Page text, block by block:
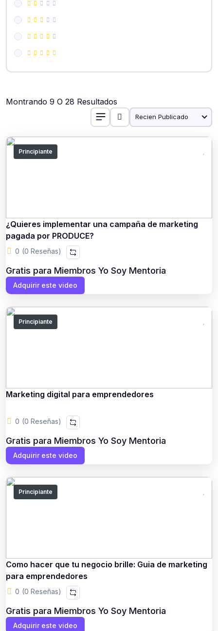
Montrando 9 O 28 Resultados
Recien Publicado
Principiante
¿Quieres implementar una campaña de marketing
pagada por PRODUCE?
0 (0 Reseñas)
Gratis para Miembros Yo Soy Mentoria
Adquirir este video
Principiante
Marketing digital para emprendedores
0 (0 Reseñas)
Gratis para Miembros Yo Soy Mentoria
Adquirir este video
Principiante
Como hacer que tu negocio brille: Guia de marketing
para emprendedores
0 (0 Reseñas)
Gratis para Miembros Yo Soy Mentoria
Adquirir este video